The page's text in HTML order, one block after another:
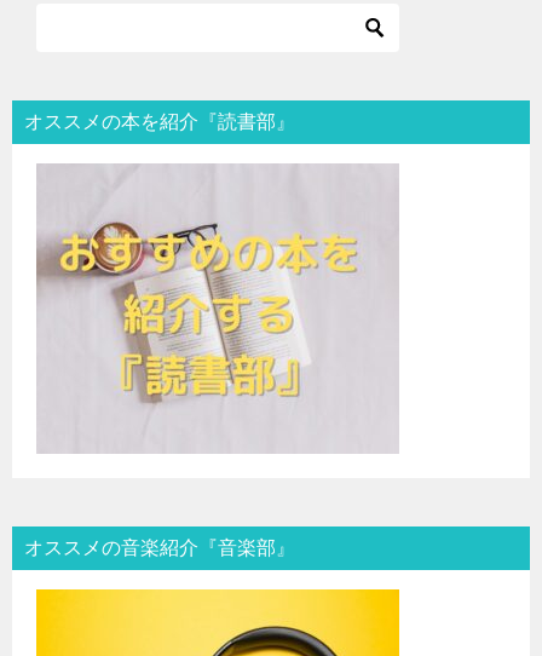
オススメの本を紹介『読書部』
オススメの音楽紹介『音楽部』